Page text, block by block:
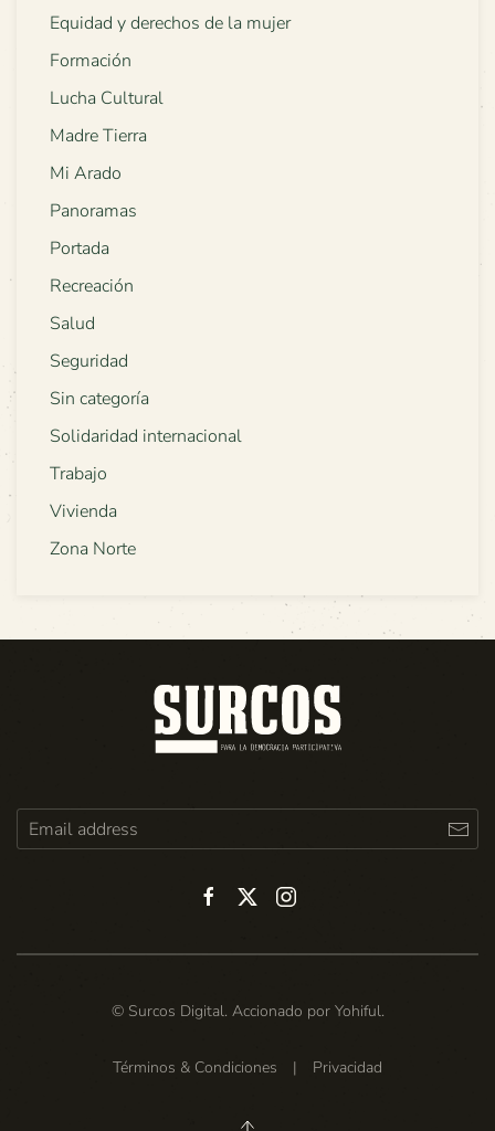
Equidad y derechos de la mujer
Formación
Lucha Cultural
Madre Tierra
Mi Arado
Panoramas
Portada
Recreación
Salud
Seguridad
Sin categoría
Solidaridad internacional
Trabajo
Vivienda
Zona Norte
© Surcos Digital. Accionado por Yohiful.
Términos & Condiciones | Privacidad